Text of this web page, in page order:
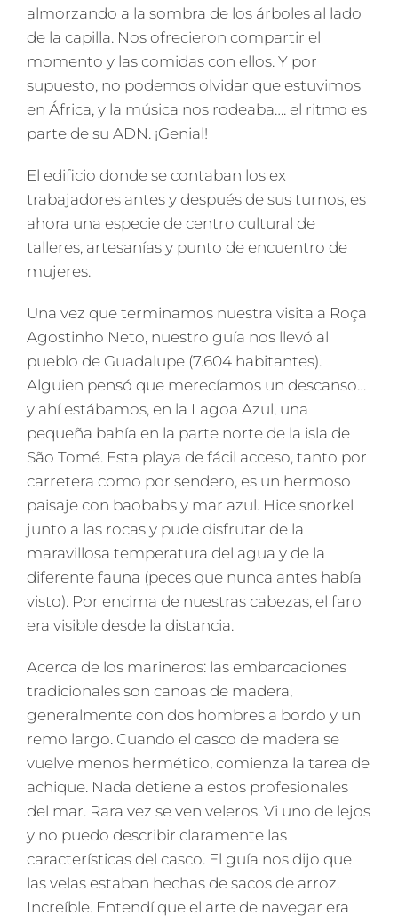
almorzando a la sombra de los árboles al lado
de la capilla. Nos ofrecieron compartir el
momento y las comidas con ellos. Y por
supuesto, no podemos olvidar que estuvimos
en África, y la música nos rodeaba…. el ritmo es
parte de su ADN. ¡Genial!
El edificio donde se contaban los ex
trabajadores antes y después de sus turnos, es
ahora una especie de centro cultural de
talleres, artesanías y punto de encuentro de
mujeres.
Una vez que terminamos nuestra visita a Roça
Agostinho Neto, nuestro guía nos llevó al
pueblo de Guadalupe (7.604 habitantes).
Alguien pensó que merecíamos un descanso…
y ahí estábamos, en la Lagoa Azul, una
pequeña bahía en la parte norte de la isla de
São Tomé. Esta playa de fácil acceso, tanto por
carretera como por sendero, es un hermoso
paisaje con baobabs y mar azul. Hice snorkel
junto a las rocas y pude disfrutar de la
maravillosa temperatura del agua y de la
diferente fauna (peces que nunca antes había
visto). Por encima de nuestras cabezas, el faro
era visible desde la distancia.
Acerca de los marineros: las embarcaciones
tradicionales son canoas de madera,
generalmente con dos hombres a bordo y un
remo largo. Cuando el casco de madera se
vuelve menos hermético, comienza la tarea de
achique. Nada detiene a estos profesionales
del mar. Rara vez se ven veleros. Vi uno de lejos
y no puedo describir claramente las
características del casco. El guía nos dijo que
las velas estaban hechas de sacos de arroz.
Increíble. Entendí que el arte de navegar era